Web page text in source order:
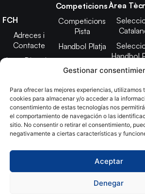
Gestionar
Para ofrecer las mejores experiencias, utilizamos
cookies para almacenar y/o acceder a la
consentimiento de estas tecnologías nos
el comportamiento de navegación o las
sitio. No consentir o retirar el consentimiento,
negativamente a ciertas características y
Aceptar
Denegar
FCH
Adreces i
Contacte
Junta Directiva
2025
Estatuts
Transparència
Imatge
Competicions
Competicions
Pista
Handbol Platja
Àrea
Handbol
CATH
Copyright © 2024, Federació Catalana
porTOOOLS